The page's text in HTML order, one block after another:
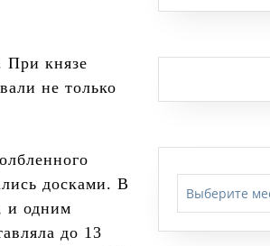
При князе
не только
досками. В
и одним
до 13